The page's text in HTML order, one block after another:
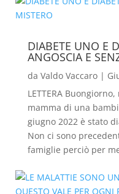
DIABETE UNO E
ANGOSCIA E
da Valdo Vaccaro|
LETTERA
mamma di una
giugno 2022 è stato
Non ci sono
famiglie perciò per